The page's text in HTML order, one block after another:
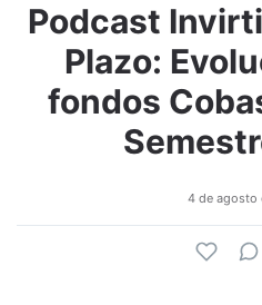
Podcast
Plazo:
fondos
4 de agosto